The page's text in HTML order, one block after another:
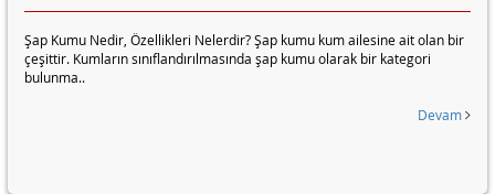
Şap Kumu Nedir, Özellikleri Nelerdir? Şap kumu kum ailesine ait olan bir
çeşittir. Kumların sınıflandırılmasında şap kumu olarak bir kategori
bulunma..
Devam